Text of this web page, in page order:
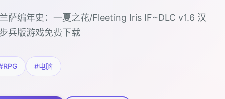
萨编年史：一夏之花/Fleeting Iris IF~DLC v1.6 汉
兵版游戏免费下载
#电脑